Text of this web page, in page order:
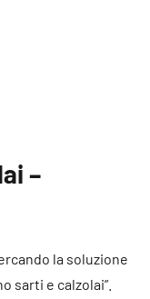
–
la soluzione
sarti e calzolai”.